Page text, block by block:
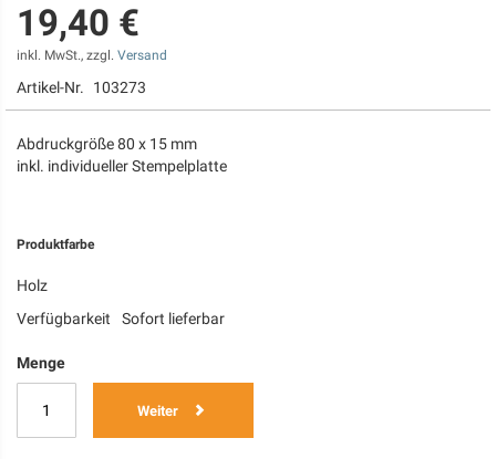
19,40 €
inkl. MwSt., zzgl. Versand
Artikel-Nr. 103273
Abdruckgröße 80 x 15 mm
inkl. individueller Stempelplatte
Produktfarbe
Holz
Verfügbarkeit
Sofort lieferbar
Menge
Weiter